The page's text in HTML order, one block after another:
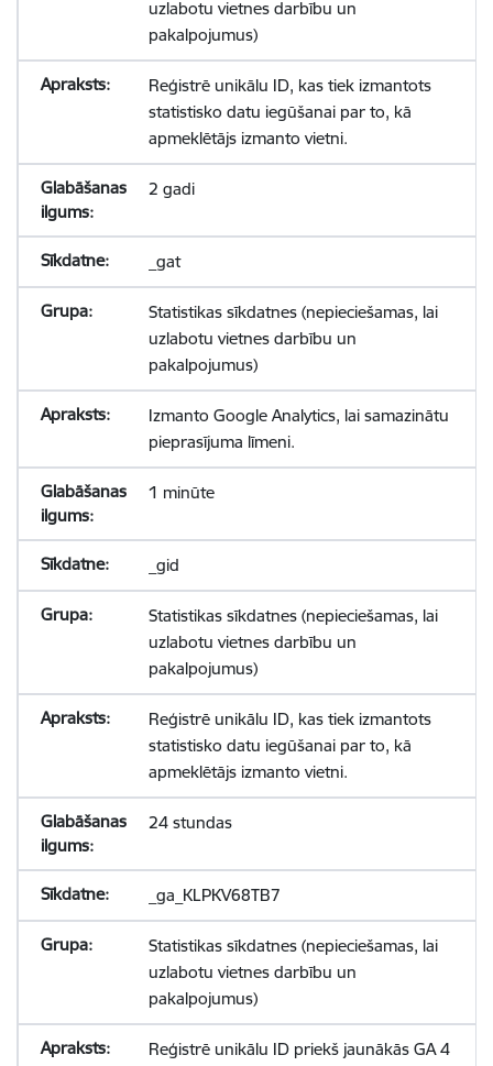
uzlabotu vietnes darbību un
pakalpojumus)
Reģistrē unikālu ID, kas tiek izmantots
statistisko datu iegūšanai par to, kā
apmeklētājs izmanto vietni.
2 gadi
_gat
Statistikas sīkdatnes (nepieciešamas, lai
uzlabotu vietnes darbību un
pakalpojumus)
Izmanto Google Analytics, lai samazinātu
pieprasījuma līmeni.
1 minūte
_gid
Statistikas sīkdatnes (nepieciešamas, lai
uzlabotu vietnes darbību un
pakalpojumus)
Reģistrē unikālu ID, kas tiek izmantots
statistisko datu iegūšanai par to, kā
apmeklētājs izmanto vietni.
24 stundas
_ga_KLPKV68TB7
Statistikas sīkdatnes (nepieciešamas, lai
uzlabotu vietnes darbību un
pakalpojumus)
Reģistrē unikālu ID priekš jaunākās GA 4